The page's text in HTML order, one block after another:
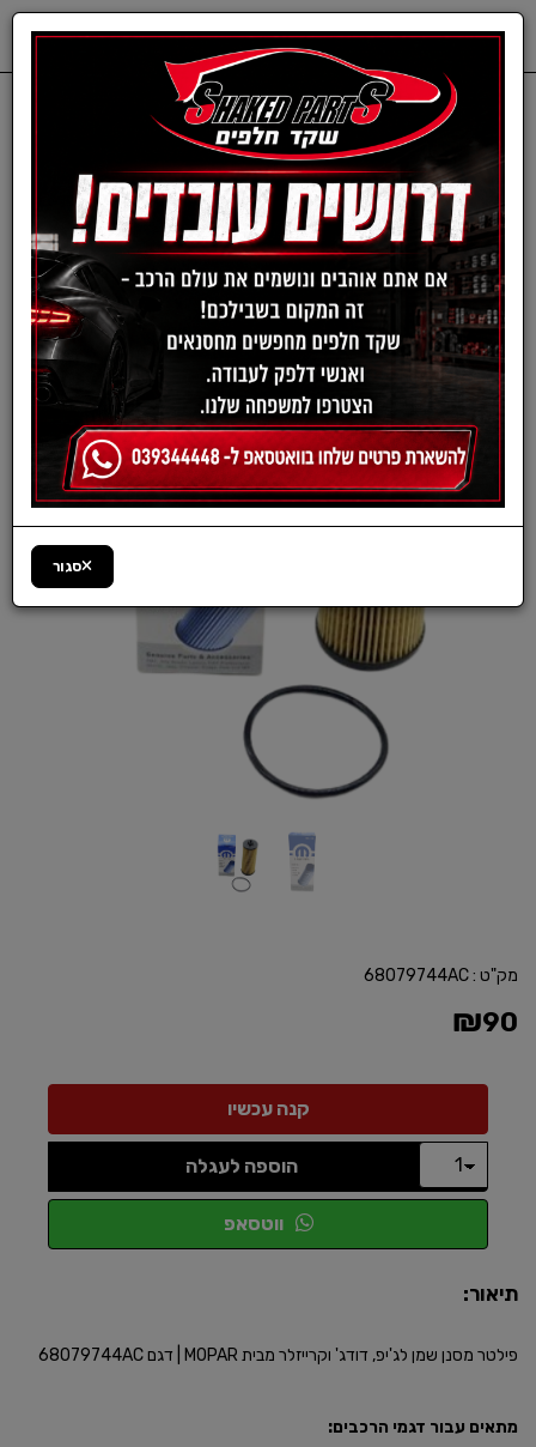
חלפים מכנים DODGE
פילטר מסנן שמן לג'יפ, דודג'
וקרייזלר מבית MOPAR |
דגם 68079744AC
מק"ט :68079744AC
₪90
הוספה לעגלה
ווטסאפ
תיאור:
פילטר מסנן שמן לג'יפ, דודג' וקרייזלר מבית MOPAR | דגם 68079744AC
מתאים עבור דגמי הרכבים:
סגור